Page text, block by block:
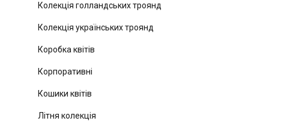
Колекція голландських троянд
Колекція українських троянд
Коробка квітів
Корпоративні
Кошики квітів
Літня колекція